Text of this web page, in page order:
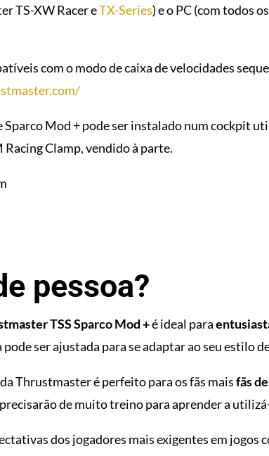
TS-XW Racer eTX-Series) e o PC (com todos
com o modo de caixa de velocidades
Mod + pode ser instalado num cockpit
Clamp, vendido à parte.
pessoa?
TSS Sparco Mod +é ideal para
pode ser ajustada para se adaptar ao seu estilo
Thrustmaster é perfeito para os fãs maisfãs
de muito treino para aprender a
dos jogadores mais exigentes em